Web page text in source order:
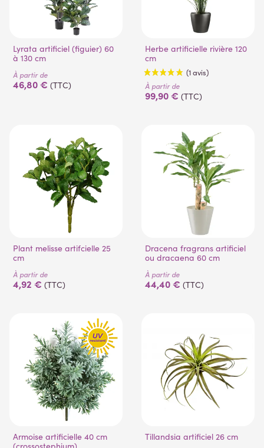
Lyrata artificiel (figuier) 60
à 130 cm
À partir de
46,80 € (TTC)
Herbe artificielle rivière 120
cm
(1 avis)
À partir de
99,90 € (TTC)
Plant melisse artifcielle 25
cm
À partir de
4,92 € (TTC)
Dracena fragrans artificiel
ou dracaena 60 cm
À partir de
44,40 € (TTC)
Armoise artificielle 40 cm
(crossostephium)
Tillandsia artificiel 26 cm